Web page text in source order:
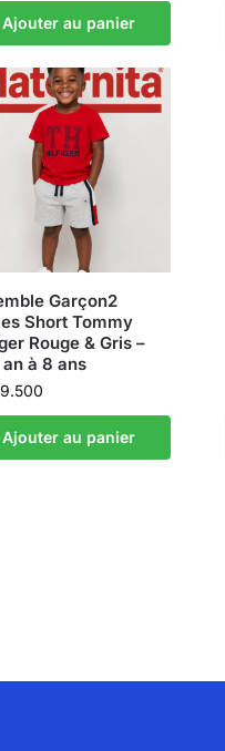
Ajouter au panier
Garçon2
Short Tommy
Rouge & Gris –
an à 8 ans
9.500
Ajouter au panier